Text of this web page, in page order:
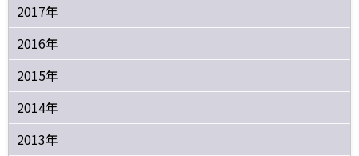
2017年
2016年
2015年
2014年
2013年